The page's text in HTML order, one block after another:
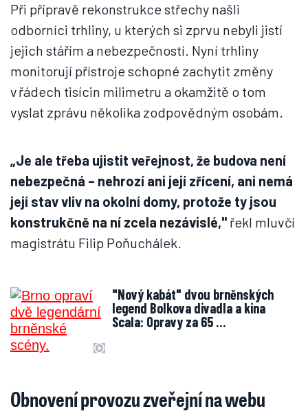
Při přípravě rekonstrukce střechy našli
odborníci trhliny, u kterých si zprvu nebyli jistí
jejich stářím a nebezpečností. Nyní trhliny
monitorují přístroje schopné zachytit změny
v řádech tisícin milimetru a okamžitě o tom
vyslat zprávu několika zodpovědným osobám.
„Je ale třeba ujistit veřejnost, že budova není
nebezpečná – nehrozí ani její zřícení, ani nemá
její stav vliv na okolní domy, protože ty jsou
konstrukčně na ní zcela nezávislé," řekl mluvčí
magistrátu Filip Poňuchálek.
"Nový kabát" dvou brněnských
legend Bolkova divadla a kina
Scala: Opravy za 65 …
Obnovení provozu zveřejní na webu